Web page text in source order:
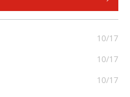
10/17
10/17
10/17